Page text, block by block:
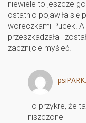
niewiele to jeszcze
ostatnio pojawiła się
woreczkami Pucek.
przeszkadzała i
zacznijcie myśleć.
To przykre, że
niszczone